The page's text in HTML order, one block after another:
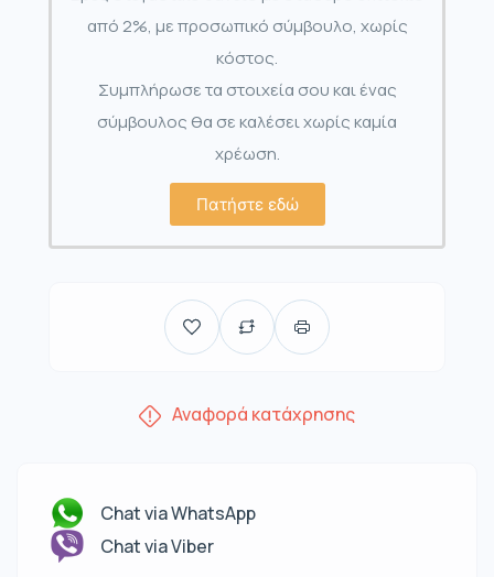
από 2%, με προσωπικό σύμβουλο, χωρίς
κόστος.
Συμπλήρωσε τα στοιχεία σου και ένας
σύμβουλος θα σε καλέσει χωρίς καμία
χρέωση.
Πατήστε εδώ
Αναφορά κατάχρησης
Chat via WhatsApp
Chat via Viber